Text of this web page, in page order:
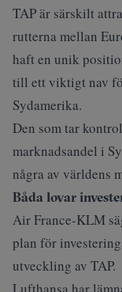
TAP är särskilt
rutterna mellan
haft en unik
till ett viktigt nav
Sydamerika.
Den som tar
marknadsandel i
några av världens
Båda lovar
Air France-KLM
plan för
utveckling av TAP.